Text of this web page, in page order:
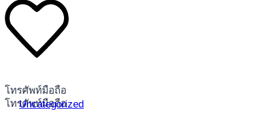
โทรศัพท์มือถือ
โทรศัพท์มือถือ
Uncategorized